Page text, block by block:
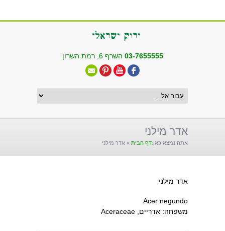
03-7655555 השרף 6, רמת השרון
אדר מילני
אתה נמצא כאן:דף הבית » אדר מילני
אדר מילני
Acer negundo
משפחה: אדריים, Aceraceae